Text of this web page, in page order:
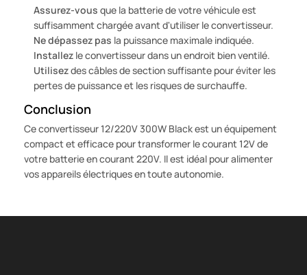
Assurez-vous que la batterie de votre véhicule est
suffisamment chargée avant d'utiliser le convertisseur.
Ne dépassez pas la puissance maximale indiquée.
Installez le convertisseur dans un endroit bien ventilé.
Utilisezdes câbles de section suffisante pour éviter les
pertes de puissance et les risques de surchauffe.
Conclusion
Ce convertisseur 12/220V 300W Black est un équipement
compact et efficace pour transformer le courant 12V de
votre batterie en courant 220V. Il est idéal pour alimenter
vos appareils électriques en toute autonomie.